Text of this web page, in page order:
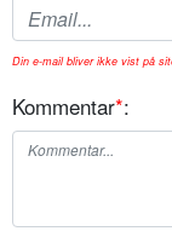
Din e-mail bliver ikke vist på
Kommentar*: